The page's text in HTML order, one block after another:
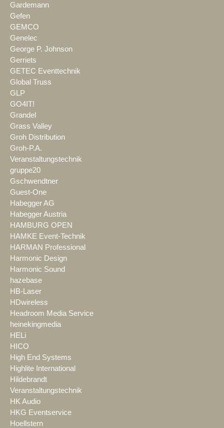
Gardemann
Gefen
GEMCO
Genelec
George P. Johnson
Gerriets
GETEC Eventtechnik
Global Truss
GLP
GO4IT!
Grandel
Grass Valley
Groh Distribution
Groh-P.A.
Veranstaltungstechnik
gruppe20
Gschwendtner
Guest-One
Habegger AG
Habegger Austria
HAMBURG OPEN
HAMKE Event-Technik
HARMAN Professional
Harmonic Design
Harmonic Sound
hazebase
HB-Laser
HDwireless
Headroom Media Service
heinekingmedia
HELi
HICO
High End Systems
Highlite International
Hildebrandt
Veranstaltungstechnik
HK Audio
HKG Eventservice
Hoellstern